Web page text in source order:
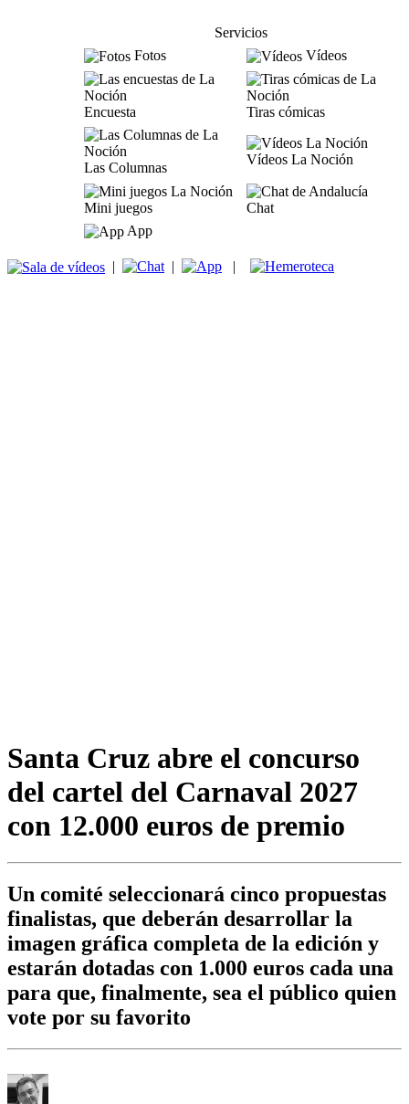
Servicios
Fotos
Vídeos
Encuesta Tiras cómicas
Las Columnas
Vídeos La Noción
Mini juegos
Chat
App
| | |
Santa Cruz abre el concurso
del cartel del Carnaval 2027
con 12.000 euros de premio
Un comité seleccionará cinco propuestas
finalistas, que deberán desarrollar la
imagen gráfica completa de la edición y
estarán dotadas con 1.000 euros cada una
para que, finalmente, sea el público quien
vote por su favorito